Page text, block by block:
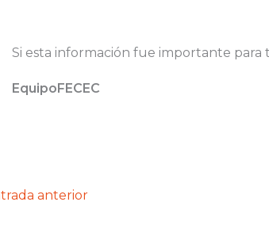
Si esta información fue importante para
EquipoFECEC
anterior